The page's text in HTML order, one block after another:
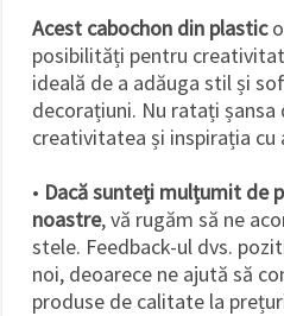
Acest cabochon din plastic
posibilități pentru
ideală de a adăuga stil și
decorațiuni. Nu ratați șansa
creativitatea și inspirația cu
• Dacă sunteți mulțumit de
noastre, vă rugăm să ne
stele. Feedback-ul dvs.
noi, deoarece ne ajută să
produse de calitate la